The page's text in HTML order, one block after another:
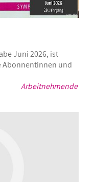
Arbeitnehmende
Juni 2026, ist
Abonnentinnen und